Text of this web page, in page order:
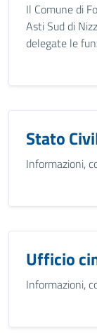
Il Comune di
Asti Sud di
delegate le
Stato
Informazioni,
Ufficio
Informazioni,